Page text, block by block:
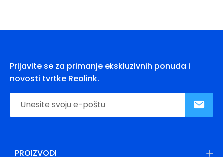
Prijavite se za primanje ekskluzivnih ponuda i
novosti tvrtke Reolink.
PROIZVODI